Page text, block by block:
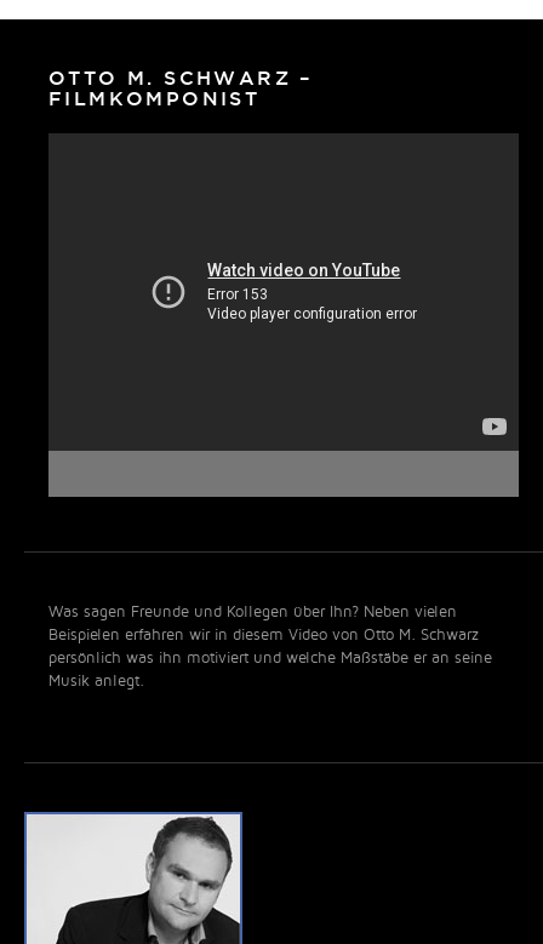
OTTO M. SCHWARZ –
FILMKOMPONIST
Was sagen Freunde und Kollegen über Ihn? Neben vielen
Beispielen erfahren wir in diesem Video von Otto M. Schwarz
persönlich was ihn motiviert und welche Maßstäbe er an seine
Musik anlegt.